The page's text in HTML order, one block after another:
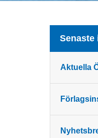
Senaste
Aktuella